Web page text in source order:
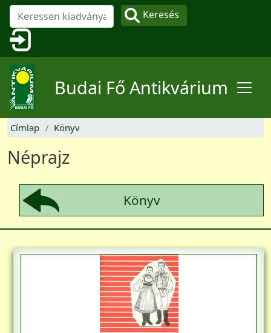
Ugrás a tartalomra
Keresés
Felhasználói fiók menüje
Budai Fő Antikvárium
Címlap Könyv
Néprajz
Könyv